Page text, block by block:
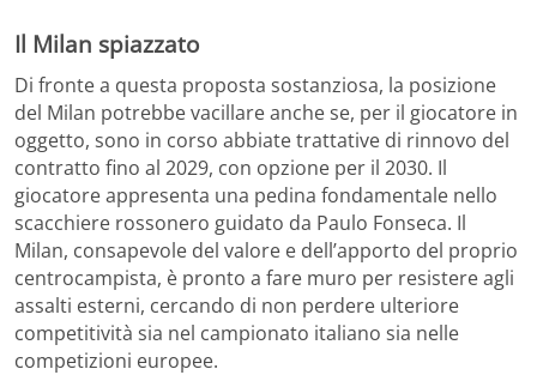
Il Milan spiazzato
Di fronte a questa proposta sostanziosa, la posizione
del Milan potrebbe vacillare anche se, per il giocatore in
oggetto, sono in corso abbiate trattative di rinnovo del
contratto fino al 2029, con opzione per il 2030. Il
giocatore appresenta una pedina fondamentale nello
scacchiere rossonero guidato da Paulo Fonseca. Il
Milan, consapevole del valore e dell’apporto del proprio
centrocampista, è pronto a fare muro per resistere agli
assalti esterni, cercando di non perdere ulteriore
competitività sia nel campionato italiano sia nelle
competizioni europee.